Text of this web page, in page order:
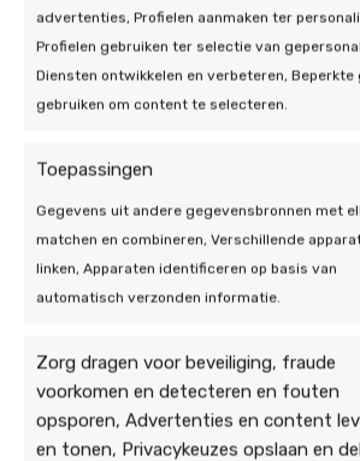
advertenties, Profielen aanmaken ter
Profielen gebruiken ter selectie van
Diensten ontwikkelen en verbeteren, Beperkte
gebruiken om content te selecteren.
Toepassingen
Gegevens uit andere gegevensbronnen met
matchen en combineren, Verschillende
linken, Apparaten identificeren op basis van
automatisch verzonden informatie.
Zorg dragen voor beveiliging, fraude
voorkomen en detecteren en fouten
opsporen, Advertenties en content
en tonen, Privacykeuzes opslaan en
23 apr 2026 | Algemeen
Thuisbatterij en
verandert er?
4 min leestijd